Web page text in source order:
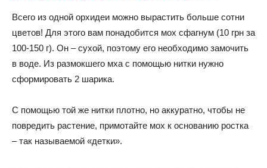
Всего из одной орхидеи можно вырастить больше сотни
цветов! Для этого вам понадобится мох сфагнум (10 грн за
100-150 г). Он – сухой, поэтому его необходимо замочить
в воде. Из размокшего мха с помощью нитки нужно
сформировать 2 шарика.
С помощью той же нитки плотно, но аккуратно, чтобы не
повредить растение, примотайте мох к основанию ростка
– так называемой «детки».